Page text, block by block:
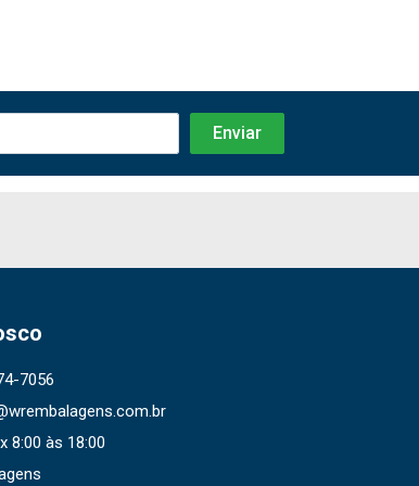
7056
8:00 às 18:00